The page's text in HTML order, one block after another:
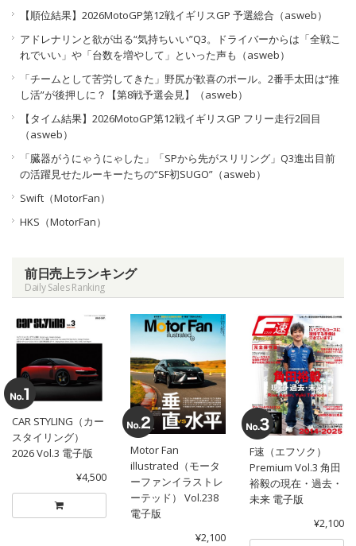
【順位結果】2026MotoGP第12戦イギリスGP 予選総合（asweb）
アドレナリンと欲が出る“気持ちいい”Q3。ドライバーからは「全戦こ
れでいい」や「台数を増やして」といった声も（asweb）
「チームとして苦労してきた」野尻が歓喜のポール。2番手太田は“推
し活”が後押しに？【第8戦予選会見】（asweb）
【タイム結果】2026MotoGP第12戦イギリスGP フリー走行2回目
（asweb）
「臓器がうにゃうにゃした」「SPから先がスリリング」Q3進出目前
の活躍見せたルーキーたちの“SF初SUGO”（asweb）
Swift（MotorFan）
HKS（MotorFan）
前日売上ランキング
Daily Sales Ranking
CAR STYLING（カー
スタイリング）
2026 Vol.3 電子版
¥4,500
Motor Fan
illustrated（モータ
ーファンイラストレ
ーテッド） Vol.238
電子版
¥2,100
F速（エフソク）
Premium Vol.3 角田
裕毅の現在・過去・
未来 電子版
¥2,100